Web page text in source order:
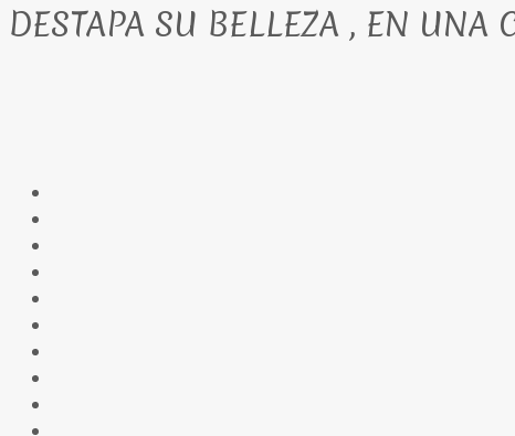
DESTAPA SU BELLEZA , EN